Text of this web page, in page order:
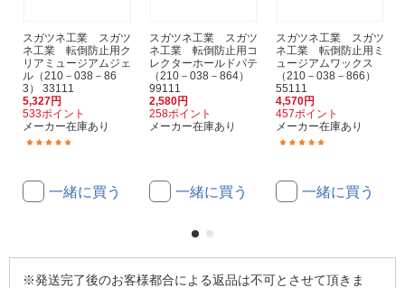
スガツネ工業 スガツ
ネ工業 転倒防止用ク
リアミュージアムジェ
ル（210－038－86
3） 33111
5,327円
533ポイント
メーカー在庫あり
一緒に買う
スガツネ工業 スガツ
ネ工業 転倒防止用コ
レクターホールドパテ
（210－038－864）
99111
2,580円
258ポイント
メーカー在庫あり
一緒に買う
スガツネ工業 スガツ
ネ工業 転倒防止用ミ
ュージアムワックス
（210－038－866）
55111
4,570円
457ポイント
メーカー在庫あり
一緒に買う
※発送完了後のお客様都合による返品は不可とさせて頂きま